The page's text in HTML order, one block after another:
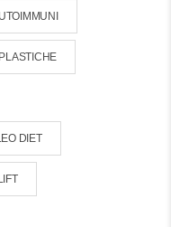
DIET